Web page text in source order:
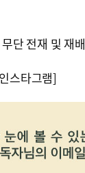
전재 및 재
스타그램]